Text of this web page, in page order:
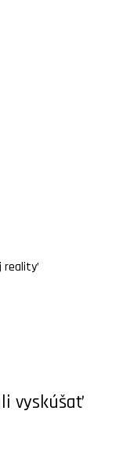
vyskúšať